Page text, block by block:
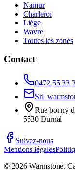
Namur
Charleroi
Liège
Wavre
Toutes les zones
Contact
0472 55 33
Rue bonny
5530 Durnal
Suivez-nous
Mentions légales
© 2026 Warmstone.